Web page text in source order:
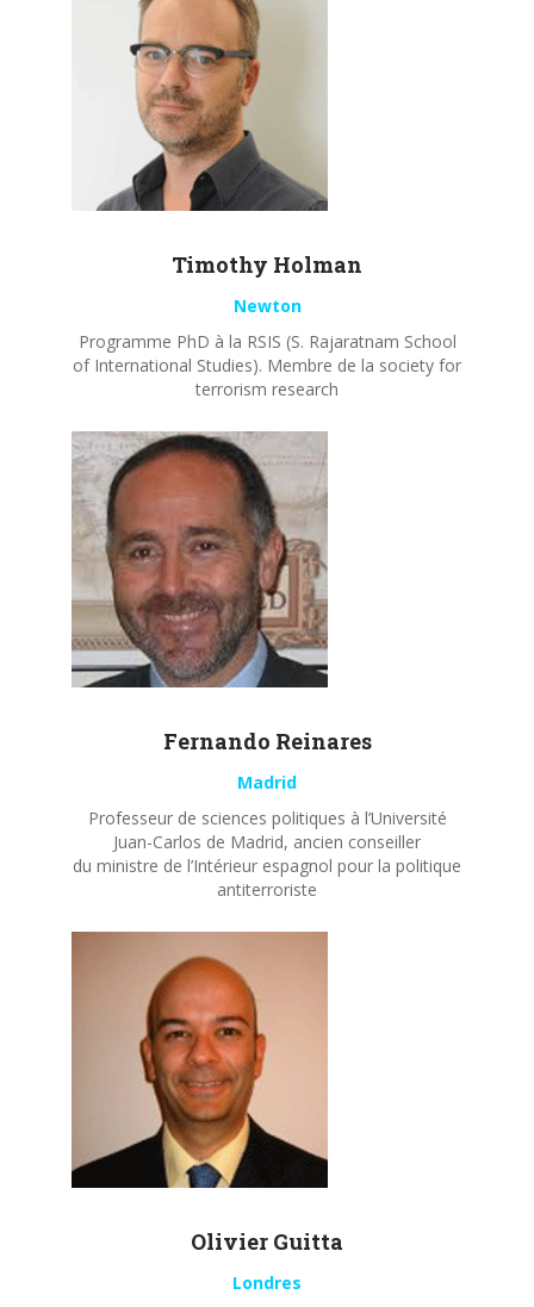
Timothy Holman
Newton
Programme PhD à la RSIS (S. Rajaratnam School
of International Studies). Membre de la society for
terrorism research
Fernando Reinares
Madrid
Professeur de sciences politiques à l’Université
Juan-Carlos de Madrid, ancien conseiller
du ministre de l’Intérieur espagnol pour la politique
antiterroriste
Olivier Guitta
Londres